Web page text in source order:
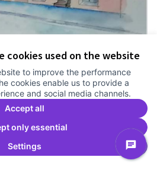
cookies used on the website
to improve the performance
cookies enable us to provide a
and social media channels.
Accept all
only essential
Settings
Capella